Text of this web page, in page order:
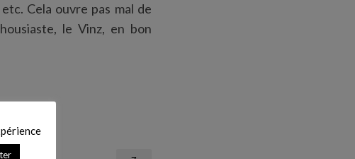
Cela ouvre pas mal de
le Vinz, en bon